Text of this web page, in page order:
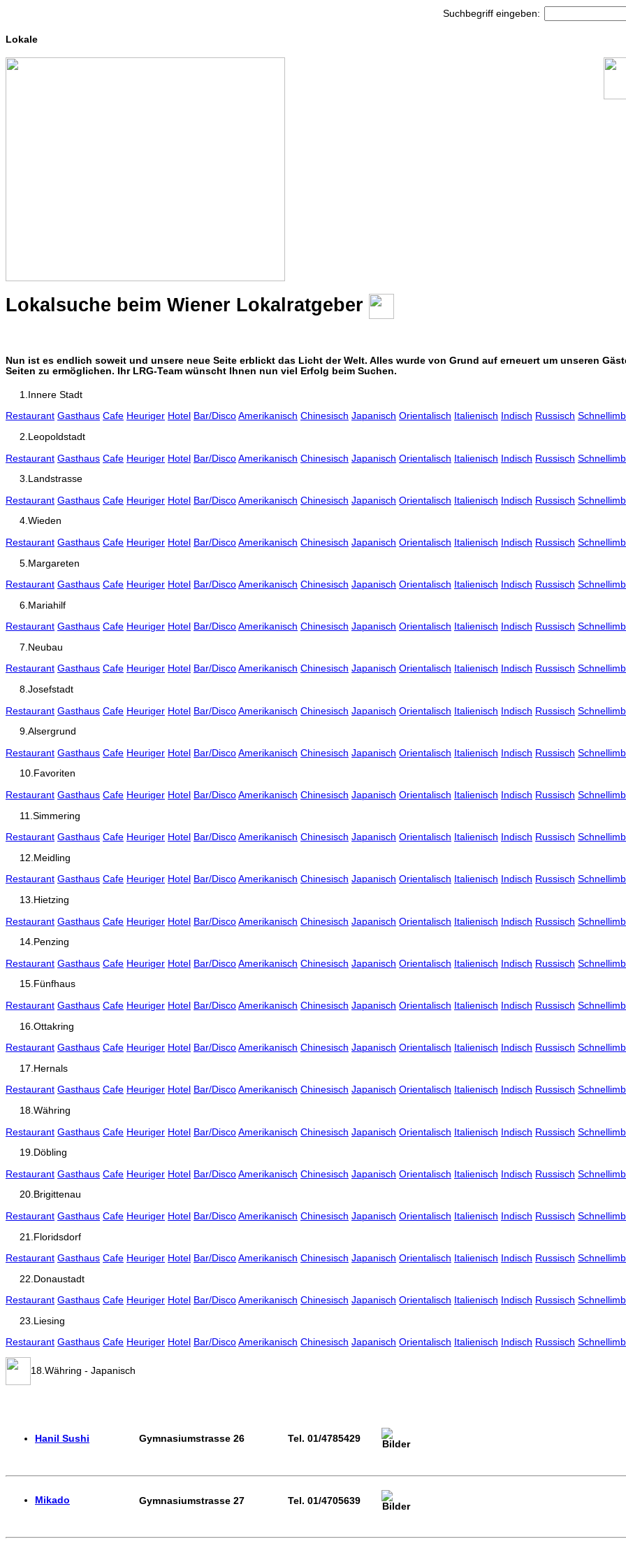
Suchbegriff eingeben:
Lokale
Lokalsuche beim Wiener Lokalratgeber
Nun ist es endlich soweit und unsere neue Seite erblickt das Licht der Welt. Alles wurde von Grund auf erneuert um unseren
Seiten zu ermöglichen. Ihr LRG-Team wünscht Ihnen nun viel Erfolg beim Suchen.
1.Innere Stadt
Restaurant Gasthaus Cafe Heuriger Hotel Bar/Disco Amerikanisch Chinesisch Japanisch Orientalisch Italienisch Indisch Russisch
2.Leopoldstadt
Restaurant Gasthaus Cafe Heuriger Hotel Bar/Disco Amerikanisch Chinesisch Japanisch Orientalisch Italienisch Indisch Russisch
3.Landstrasse
Restaurant Gasthaus Cafe Heuriger Hotel Bar/Disco Amerikanisch Chinesisch Japanisch Orientalisch Italienisch Indisch Russisch
4.Wieden
Restaurant Gasthaus Cafe Heuriger Hotel Bar/Disco Amerikanisch Chinesisch Japanisch Orientalisch Italienisch Indisch Russisch
5.Margareten
Restaurant Gasthaus Cafe Heuriger Hotel Bar/Disco Amerikanisch Chinesisch Japanisch Orientalisch Italienisch Indisch Russisch
6.Mariahilf
Restaurant Gasthaus Cafe Heuriger Hotel Bar/Disco Amerikanisch Chinesisch Japanisch Orientalisch Italienisch Indisch Russisch
7.Neubau
Restaurant Gasthaus Cafe Heuriger Hotel Bar/Disco Amerikanisch Chinesisch Japanisch Orientalisch Italienisch Indisch Russisch
8.Josefstadt
Restaurant Gasthaus Cafe Heuriger Hotel Bar/Disco Amerikanisch Chinesisch Japanisch Orientalisch Italienisch Indisch Russisch
9.Alsergrund
Restaurant Gasthaus Cafe Heuriger Hotel Bar/Disco Amerikanisch Chinesisch Japanisch Orientalisch Italienisch Indisch Russisch
10.Favoriten
Restaurant Gasthaus Cafe Heuriger Hotel Bar/Disco Amerikanisch Chinesisch Japanisch Orientalisch Italienisch Indisch Russisch
11.Simmering
Restaurant Gasthaus Cafe Heuriger Hotel Bar/Disco Amerikanisch Chinesisch Japanisch Orientalisch Italienisch Indisch Russisch
12.Meidling
Restaurant Gasthaus Cafe Heuriger Hotel Bar/Disco Amerikanisch Chinesisch Japanisch Orientalisch Italienisch Indisch Russisch
13.Hietzing
Restaurant Gasthaus Cafe Heuriger Hotel Bar/Disco Amerikanisch Chinesisch Japanisch Orientalisch Italienisch Indisch Russisch
14.Penzing
Restaurant Gasthaus Cafe Heuriger Hotel Bar/Disco Amerikanisch Chinesisch Japanisch Orientalisch Italienisch Indisch Russisch
15.Fünfhaus
Restaurant Gasthaus Cafe Heuriger Hotel Bar/Disco Amerikanisch Chinesisch Japanisch Orientalisch Italienisch Indisch Russisch
16.Ottakring
Restaurant Gasthaus Cafe Heuriger Hotel Bar/Disco Amerikanisch Chinesisch Japanisch Orientalisch Italienisch Indisch Russisch
17.Hernals
Restaurant Gasthaus Cafe Heuriger Hotel Bar/Disco Amerikanisch Chinesisch Japanisch Orientalisch Italienisch Indisch Russisch
18.Währing
Restaurant Gasthaus Cafe Heuriger Hotel Bar/Disco Amerikanisch Chinesisch Japanisch Orientalisch Italienisch Indisch Russisch
19.Döbling
Restaurant Gasthaus Cafe Heuriger Hotel Bar/Disco Amerikanisch Chinesisch Japanisch Orientalisch Italienisch Indisch Russisch
20.Brigittenau
Restaurant Gasthaus Cafe Heuriger Hotel Bar/Disco Amerikanisch Chinesisch Japanisch Orientalisch Italienisch Indisch Russisch
21.Floridsdorf
Restaurant Gasthaus Cafe Heuriger Hotel Bar/Disco Amerikanisch Chinesisch Japanisch Orientalisch Italienisch Indisch Russisch
22.Donaustadt
Restaurant Gasthaus Cafe Heuriger Hotel Bar/Disco Amerikanisch Chinesisch Japanisch Orientalisch Italienisch Indisch Russisch
23.Liesing
Restaurant Gasthaus Cafe Heuriger Hotel Bar/Disco Amerikanisch Chinesisch Japanisch Orientalisch Italienisch Indisch Russisch
18.Währing - Japanisch
Hanil Sushi Gymnasiumstrasse 26 Tel. 01/4785429
Mikado Gymnasiumstrasse 27 Tel. 01/4705639